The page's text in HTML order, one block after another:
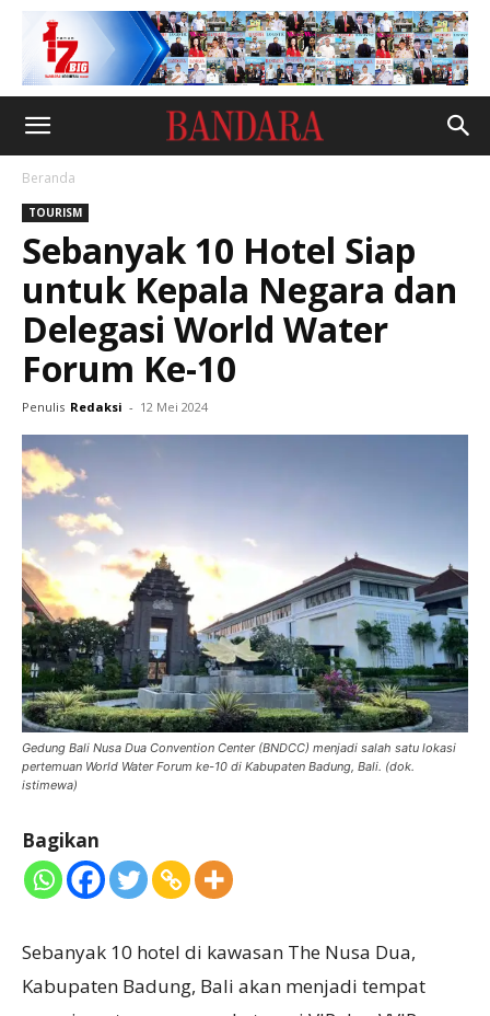
Beranda
TOURISM
Sebanyak 10 Hotel Siap
untuk Kepala Negara dan
Delegasi World Water
Forum Ke-10
Penulis Redaksi - 12 Mei 2024
Gedung Bali Nusa Dua Convention Center (BNDCC) menjadi salah satu lokasi
pertemuan World Water Forum ke-10 di Kabupaten Badung, Bali. (dok.
istimewa)
Bagikan
Sebanyak 10 hotel di kawasan The Nusa Dua,
Kabupaten Badung, Bali akan menjadi tempat